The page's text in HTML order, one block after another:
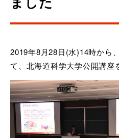
2019年8月28日(水)14時から
て、北海道科学大学公開講座